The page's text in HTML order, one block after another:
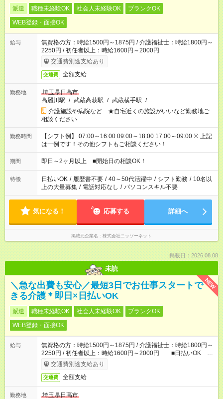
派遣 職種未経験OK 社会人未経験OK
ブランクOK
WEB登録・面接OK
給与
無資格の方：時給1500円～1875円 / 介護福祉士：時給1800円～
2250円 / 初任者以上：時給1600円～2000円
交通費別途支給あり
交通費 全額支給
勤務地
埼玉県日高市
高麗川駅 / 武蔵高萩駅 / 武蔵横手駅 / …
介護施設や病院など ★自宅近くの施設がいいなど勤務地ご
相談ください
勤務時間
【シフト例】 07:00～16:00 09:00～18:00 17:00～09:00 ※ 上記
は一例です！その他シフトもご相談ください！
期間 即日～2ヶ月以上 ■開始日の相談OK！
特徴 日払いOK / 履歴書不要 / 40～50代活躍中 / シフト勤務 / 10名以
上の大量募集 / 電話対応なし / パソコンスキル不要
気になる！ 応募する 詳細へ
掲載元企業名 株式会社ニッソーネット
掲載日：2026.08.08
未読
NEW
＼急な出費も安心／最短3日でお仕事スタートで
きる介護＊即日×日払いOK
派遣 職種未経験OK 社会人未経験OK
ブランクOK
WEB登録・面接OK
給与
無資格の方：時給1500円～1875円 / 介護福祉士：時給1800円～
2250円 / 初任者以上：時給1600円～2000円 ■日払いOK ■
日収例：1万2000円（時給1500円×8h）
交通費別途支給あり
交通費 全額支給
勤務地
埼玉県日高市